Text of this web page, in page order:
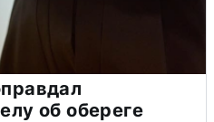
об обереге